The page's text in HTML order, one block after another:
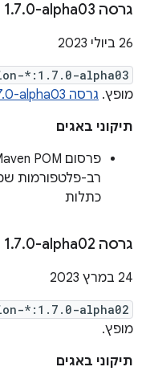
גרסה ‎1 .7.0-alpha03
26 ביולי 2023
*:1.7.0-alpha03
מופץ. גרסה ‎1.7.0-alpha03 מכילה את השמירות האלה.
תיקוני באגים
כתלות
גרסה ‎1 .7.0-alpha02
‫24 במרץ 2023
*:1.7.0-alpha02
מופץ.
תיקוני באגים